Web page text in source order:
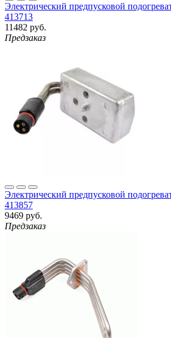
Электрический предпусковой
413713
11482 руб.
Предзаказ
Электрический предпусковой
413857
9469 руб.
Предзаказ